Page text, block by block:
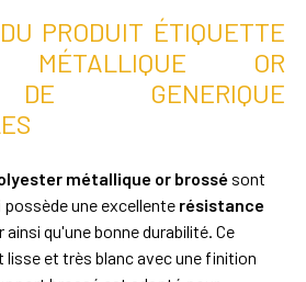
PRODUIT ÉTIQUETTE
MÉTALLIQUE OR
GENERIQUE
métallique or brossé sont
une excellente résistance
ainsi qu'une bonne durabilité. Ce
lisse et très blanc avec une finition